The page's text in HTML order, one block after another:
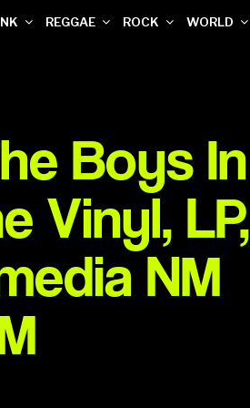
REGGAE ROCK WORLD
Boys In
Vinyl, LP,
NM